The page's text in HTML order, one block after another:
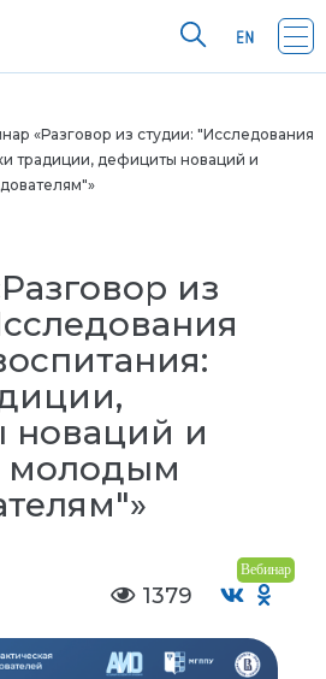
«Разговор из студии: "Исследования
традиции, дефициты новаций и
из
и
молодым
Вебинар
1379